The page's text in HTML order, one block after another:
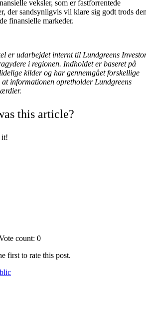
veksler, som er fastforrentede
der sandsynligvis vil klare sig godt trods
finansielle markeder.
er udarbejdet internt til Lundgreens
i regionen. Indholdet er baseret på
kilder og har gennemgået forskellige
at informationen opretholder Lundgreens
this article?
it!
count: 0
first to rate this post.